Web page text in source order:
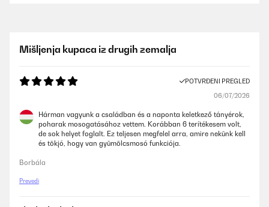
Mišljenja kupaca iz drugih zemalja
POTVRĐENI PREGLED
06/07/2026
Hárman vagyunk a családban és a naponta keletkező tányérok,
poharak mosogatásához vettem. Korábban 6 terítékesem volt,
de sok helyet foglalt. Ez teljesen megfelel arra, amire nekünk kell
és tökjó, hogy van gyümölcsmosó funkciója.
Borbála
Prevedi